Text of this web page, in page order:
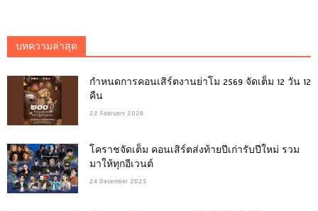
บทความล่าสุด
กำหนดการคอนเสิร์ตงานย่าโม 2569 จัดเต็ม 12 วัน 12
คืน
22 February 2026
โคราชจัดเต็ม คอนเสิร์ตส่งท้ายปีเก่ารับปีใหม่ รวม
มาให้ทุกอีเวนต์
24 December 2025